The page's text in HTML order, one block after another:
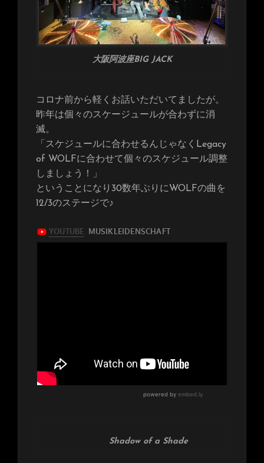
タ
ラ
バ
東
京
の
締
く
り)
大阪阿波座BIG JACK
コロナ前から軽くお話いただいてましたが。
昨年は個々のスケージュールが合わずに消
滅。
「スケジュールに合わせるんじゃなくLegacy
of WOLFに合わせて個々のスケジュール調整
しましょう！」
ということになり30数年ぶりにWOLFの曲を
12/3のステージで♪
Shadow of a Shade